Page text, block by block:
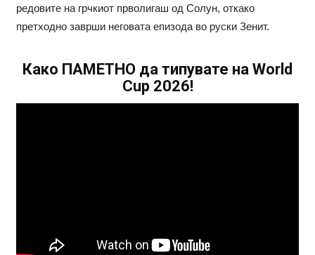
редовите на грчкиот прволигаш од Солун, откако
претходно заврши неговата епизода во руски Зенит.
Како ПАМЕТНО да типувате на World
Cup 2026!